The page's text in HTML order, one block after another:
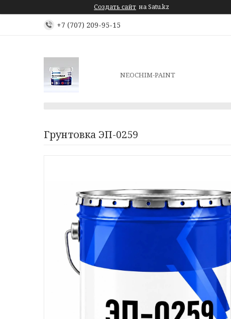
Создать сайт на Satu.kz
+7 (707) 209-95-15
NEOCHIM-PAINT
Грунтовка ЭП-0259